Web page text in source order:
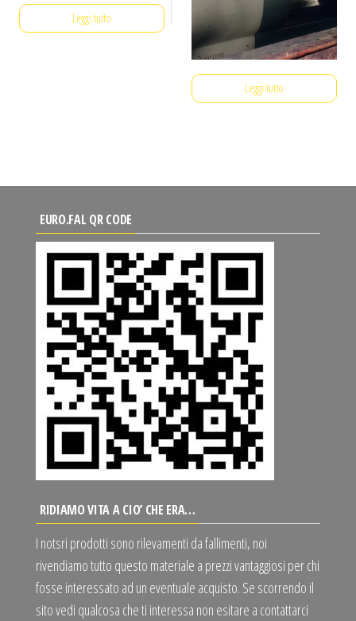
Leggi tutto
Leggi tutto
EURO.FAL QR CODE
RIDIAMO VITA A CIO’ CHE ERA…
I notsri prodotti sono rilevamenti da fallimenti, noi
rivendiamo tutto questo materiale a prezzi vantaggiosi per chi
fosse interessato ad un eventuale acquisto. Se scorrendo il
sito vedi qualcosa che ti interessa non esitare a contattarci